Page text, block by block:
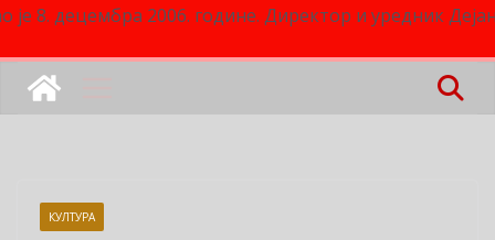
је 8. децембра 2006. године. Директор и уредник
КУЛТУРА